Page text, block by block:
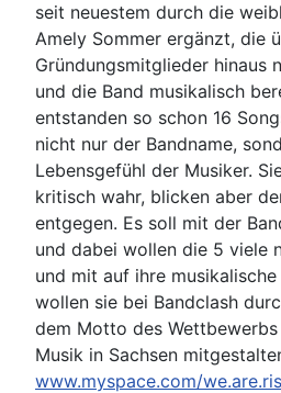
seit neuestem durch die
Amely Sommer ergänzt, die
Gründungsmitglieder hinaus
und die Band musikalisch
entstanden so schon 16
nicht nur der Bandname,
Lebensgefühl der Musiker.
kritisch wahr, blicken aber
entgegen. Es soll mit der
und dabei wollen die 5 viele
und mit auf ihre musikalische
wollen sie bei Bandclash
dem Motto des
Musik in Sachsen
www.myspace.com/